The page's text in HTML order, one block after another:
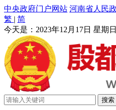
中央政府门户网站 河南省人民
繁 | 简
今天是： 2023年12月17日 星期日